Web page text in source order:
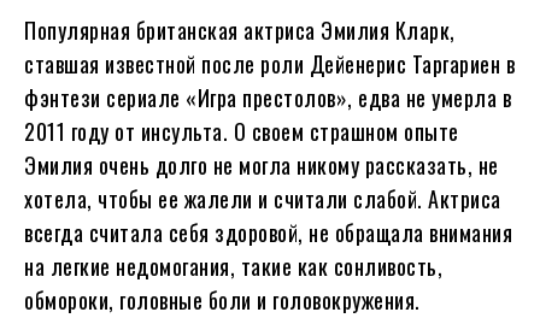
Популярная британская актриса Эмилия Кларк,
ставшая известной после роли Дейенерис Таргариен в
фэнтези сериале «Игра престолов», едва не умерла в
2011 году от инсульта. О своем страшном опыте
Эмилия очень долго не могла никому рассказать, не
хотела, чтобы ее жалели и считали слабой. Актриса
всегда считала себя здоровой, не обращала внимания
на легкие недомогания, такие как сонливость,
обмороки, головные боли и головокружения.